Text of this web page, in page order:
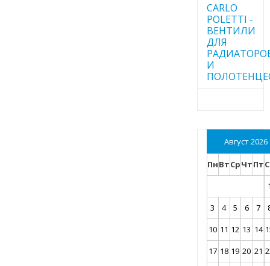
CARLO
POLETTI -
ВЕНТИЛИ
ДЛЯ
И
Август 2026
ПнВтСрЧтПт
3
4 5 6 7
10 11 12 13 14
17 18 19 20 21